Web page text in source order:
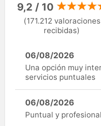
9,2 / 10
(171.212 valoraciones
recibidas)
06/08/2026
Una opción muy
servicios puntuales
06/08/2026
Puntual y